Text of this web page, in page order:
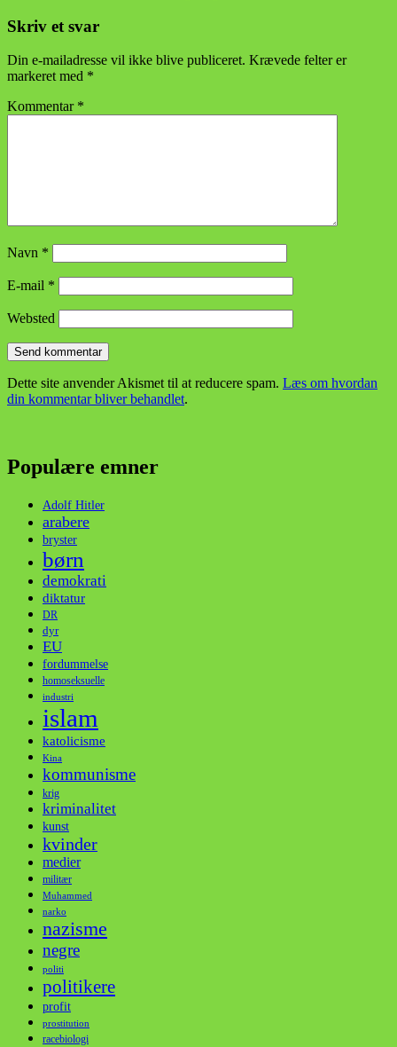
Skriv et svar
Din e-mailadresse vil ikke blive publiceret. Krævede felter er
markeret med *
Kommentar *
Navn *
E-mail *
Websted
Dette site anvender Akismet til at reducere spam. Læs om hvordan
din kommentar bliver behandlet.
Populære emner
Adolf Hitler
arabere
bryster
børn
demokrati
diktatur
DR
dyr
EU
fordummelse
homoseksuelle
industri
islam
katolicisme
Kina
kommunisme
krig
kriminalitet
kunst
kvinder
medier
militær
Muhammed
narko
nazisme
negre
politi
politikere
profit
prostitution
racebiologi